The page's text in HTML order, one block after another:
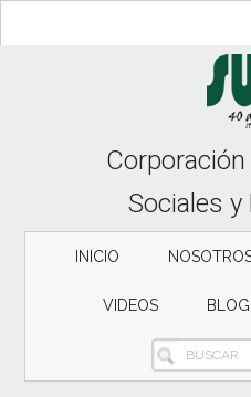
to
to
to
Sociales y
INICIO
VIDEOS
BUSCAR